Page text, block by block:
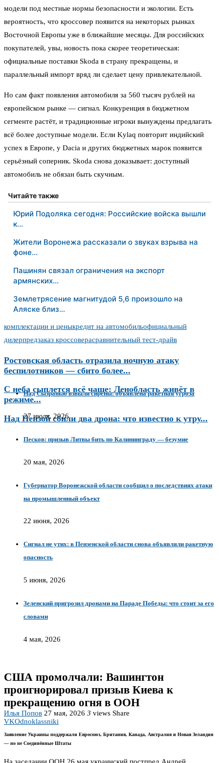
модели под местные нормы безопасности и экологии. Есть
вероятность, что кроссовер появится на некоторых рынках
Восточной Европы уже в ближайшие месяцы. Для российских
покупателей, увы, новость пока скорее теоретическая:
официальные поставки Skoda в страну прекращены, и
параллельный импорт вряд ли сделает цену привлекательной.
Но сам факт появления автомобиля за 560 тысяч рублей на
европейском рынке — сигнал. Конкуренция в бюджетном
сегменте растёт, и традиционные игроки вынуждены предлагать
всё более доступные модели. Если Kylaq повторит индийский
успех в Европе, у Dacia и других бюджетных марок появится
серьёзный соперник. Skoda снова доказывает: доступный
автомобиль не обязан быть скучным.
Читайте также
Юрий Подоляка сегодня: Российские войска вышли
к…
Жители Воронежа рассказали о звуках взрыва на
фоне…
Пашинян связал ограничения на экспорт
армянских…
Землетрясение магнитудой 5,6 произошло на
Аляске близ…
комплектации и ценыкредит на автомобильофициальный
дилерпредзаказ кроссоверасравнительный тест-драйв
Ростовская область отразила ночную атаку
беспилотников — сбито более...
С неба сыплется всё чаще: Ленобласть живёт в
режиме...
Над Пензой сбили два дрона: что известно к утру...
Над Сызранью взвыли сирены: объявлена ракетная угроза
27 июля, 2026
Песков: призыв Литвы бить по Калининграду — безумие
20 мая, 2026
Губернатор Воронежской области сообщил о последствиях атаки
на промышленный объект
22 июня, 2026
Сигнал не утих: в Пензенской области снова объявляли ракетную
опасность
5 июня, 2026
Зеленский пригрозил дронами на Параде Победы: что стоит за его
словами
4 мая, 2026
США промолчали: Вашингтон
проигнорировал призыв Киева к
прекращению огня в ООН
Илья Попов 27 мая, 2026 3 views Share
VKOdnoklassniki
Заявление Украины поддержали Евросоюз, Британия, Канада, Австралия и Новая Зеландия
— но не Соединённые Штаты
На заседании ООН 26 мая украинский постпред Андрей